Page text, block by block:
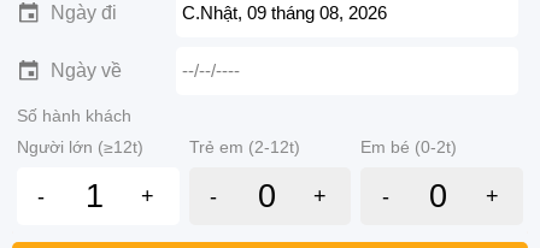
Ngày đi C.Nhật, 09 tháng 08, 2026
Ngày về --/--/----
Số hành khách
Người lớn (≥12t)
Trẻ em (2-12t) Em bé (0-2t)
- + - + - +